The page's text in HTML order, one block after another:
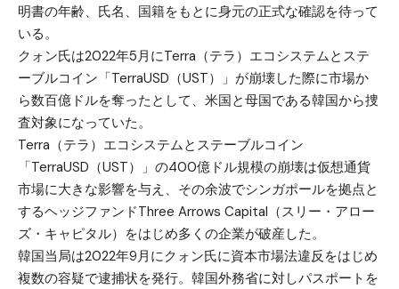
明書の年齢、氏名、国籍をもとに身元の正式な確認を待って
いる。
クォン氏は2022年5月にTerra（テラ）エコシステムとステ
ーブルコイン「TerraUSD（UST）」が崩壊した際に市場か
ら数百億ドルを奪ったとして、米国と母国である韓国から捜
査対象になっていた。
Terra（テラ）エコシステムとステーブルコイン
「TerraUSD（UST）」の400億ドル規模の崩壊は仮想通貨
市場に大きな影響を与え、その余波でシンガポールを拠点と
するヘッジファンドThree Arrows Capital（スリー・アロー
ズ・キャピタル）をはじめ多くの企業が破産した。
韓国当局は2022年9月にクォン氏に資本市場法違反をはじめ
複数の容疑で逮捕状を発行。韓国外務省に対しパスポートを